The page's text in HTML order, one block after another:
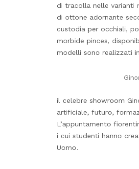
di tracolla nelle varianti
di ottone adornante
custodia per occhiali,
morbide pinces,
modelli sono realizzati
il celebre showroom
artificiale, futuro,
L’appuntamento
i cui studenti hanno
Uomo.